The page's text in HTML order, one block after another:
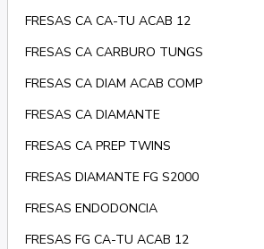
FRESAS CA CA-TU ACAB 12
FRESAS CA CARBURO TUNGS
FRESAS CA DIAM ACAB COMP
FRESAS CA DIAMANTE
FRESAS CA PREP TWINS
FRESAS DIAMANTE FG S2000
FRESAS ENDODONCIA
FRESAS FG CA-TU ACAB 12